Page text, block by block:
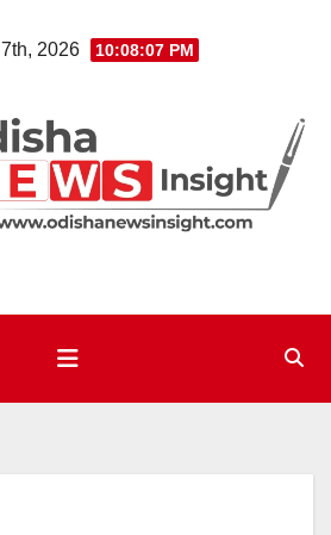
2026 10:08:08 PM